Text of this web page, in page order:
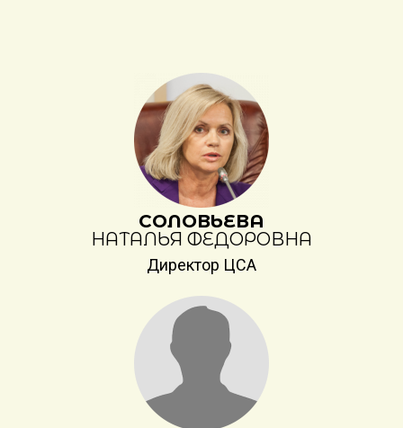
СОЛОВЬЕВА
НАТАЛЬЯ ФЕДОРОВНА
Директор ЦСА